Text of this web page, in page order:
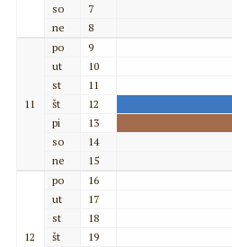
so
7
ne
8
11
po
9
ut
10
st
11
št
12
pi
13
so
14
ne
15
12
po
16
ut
17
st
18
št
19